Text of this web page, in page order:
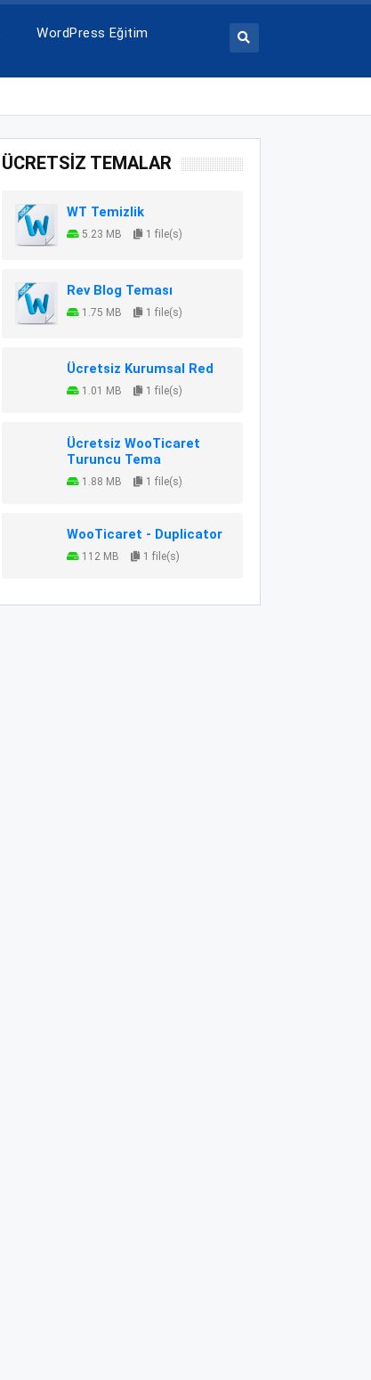
WordPress Eğitim
ÜCRETSİZ TEMALAR
WT Temizlik
5.23 MB 1 file(s)
Rev Blog Teması
1.75 MB 1 file(s)
Ücretsiz Kurumsal Red
1.01 MB 1 file(s)
Ücretsiz WooTicaret
Turuncu Tema
1.88 MB 1 file(s)
WooTicaret - Duplicator
112 MB 1 file(s)